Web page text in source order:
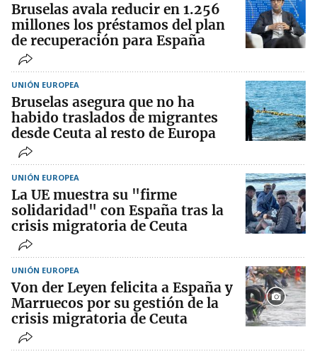
Bruselas avala reducir en 1.256
millones los préstamos del plan
de recuperación para España
UNIÓN EUROPEA
Bruselas asegura que no ha
habido traslados de migrantes
desde Ceuta al resto de Europa
UNIÓN EUROPEA
La UE muestra su "firme
solidaridad" con España tras la
crisis migratoria de Ceuta
UNIÓN EUROPEA
Von der Leyen felicita a España y
Marruecos por su gestión de la
crisis migratoria de Ceuta